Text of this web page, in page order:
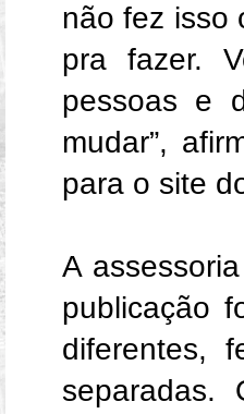
não fez isso
pra fazer.
pessoas e
mudar”,
para o site
A
publicação
diferentes,
separadas.